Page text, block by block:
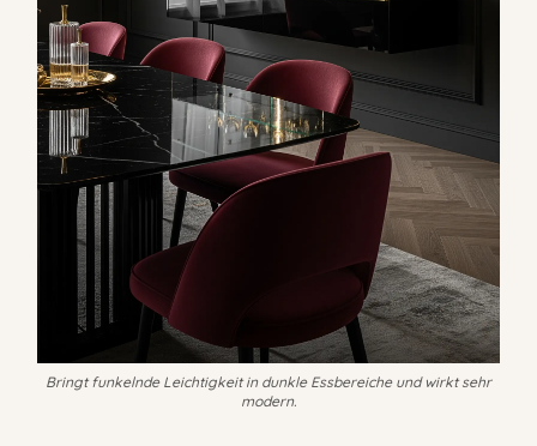
Bringt funkelnde Leichtigkeit in dunkle Essbereiche und wirkt sehr
modern.